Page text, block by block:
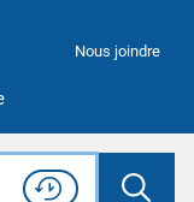
Nous joindre
dans tout le site
Lancer
Consulter l'
Historique
de recherche